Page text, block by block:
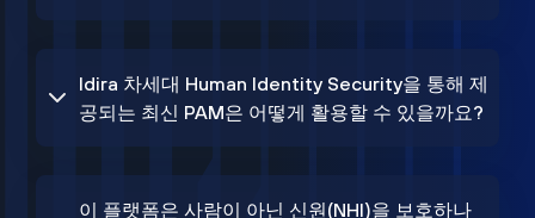
Idira 차세대 Human Identity Security을 통해 제
공되는 최신 PAM은 어떻게 활용할 수 있을까요?
이 플랫폼은 사람이 아닌 신원(NHI)을 보호하나